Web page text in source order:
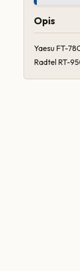
Opis
Yaesu FT-
Radtel RT-